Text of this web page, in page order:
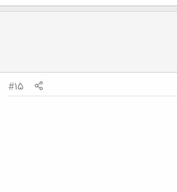
#15